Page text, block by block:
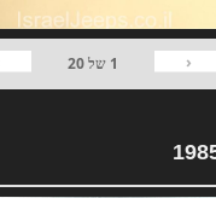
‹
1 של20